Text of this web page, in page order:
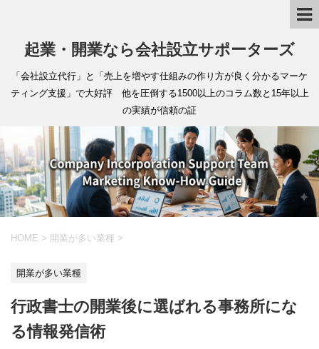
起業・開業なら会社設立サポーターズ
「会社設立代行」と「売上を増やす仕組みの作り方が良く分かるマーケ
ティング支援」で大好評 他を圧倒する1500以上のコラム数と15年以上
の実績が信頼の証
HOME > 開業が多い業種 >
開業が多い業種
行政書士の開業後に選ばれる事務所にな
る情報発信術